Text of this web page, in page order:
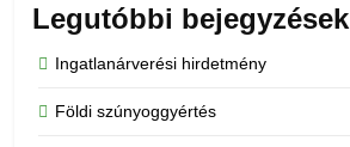
Legutóbbi bejegyzések
Ingatlanárverési hirdetmény
Földi szúnyoggyértés